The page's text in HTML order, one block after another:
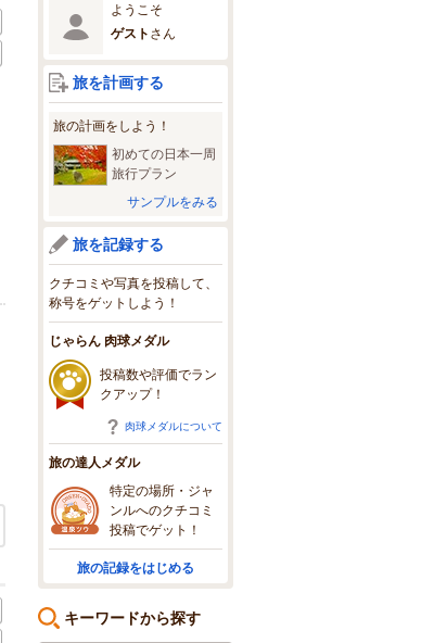
空き状況・料金を見る
ようこそ
ゲスト さん
旅を計画する
旅の計画をしよう！
初めての日本一周
旅行プラン
サンプルをみる
旅を記録する
クチコミや写真を投稿して、
称号をゲットしよう！
じゃらん 肉球メダル
投稿数や評価でラン
クアップ！
肉球メダルについて
旅の達人メダル
特定の場所・ジャ
ンルへのクチコミ
投稿でゲット！
旅の記録をはじめる
キーワードから探す